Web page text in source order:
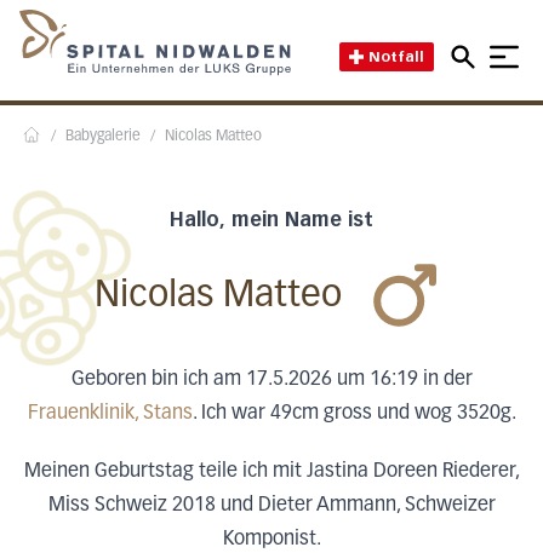
Notfall
/ Babygalerie / Nicolas Matteo
Hallo, mein Name ist
Nicolas Matteo
Geboren bin ich am 17.5.2026 um 16:19 in der
Frauenklinik, Stans. Ich war 49cm gross und wog 3520g.
Meinen Geburtstag teile ich mit Jastina Doreen Riederer,
Miss Schweiz 2018 und Dieter Ammann, Schweizer
Komponist.